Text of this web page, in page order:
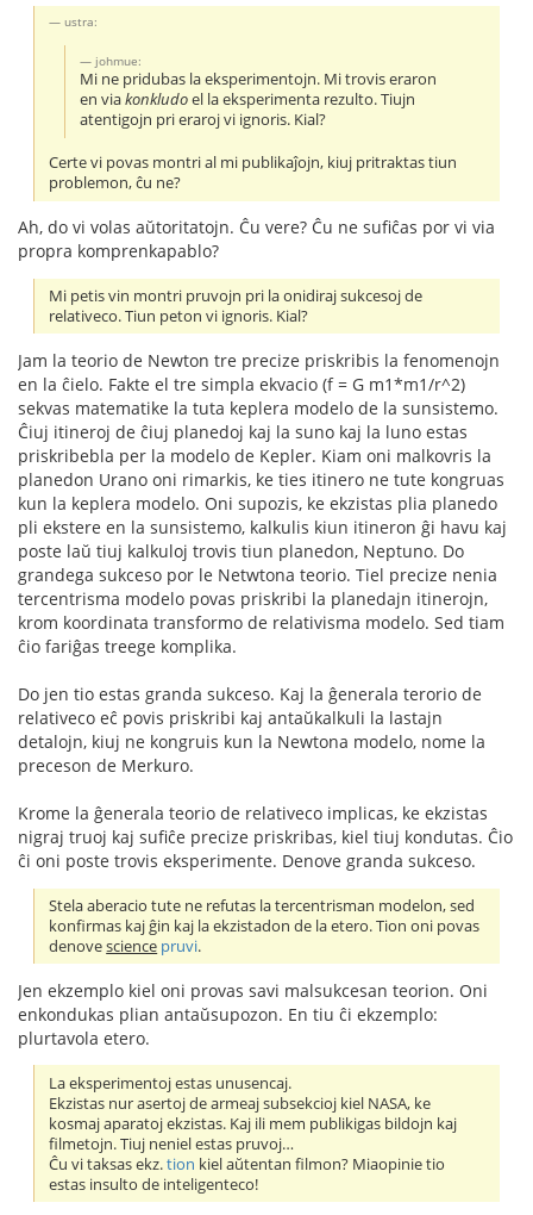
ustra:
johmue:
Mi ne pridubas la eksperimentojn. Mi trovis eraron
en viakonkludoel la eksperimenta rezulto. Tiujn
atentigojn pri eraroj vi ignoris. Kial?
Certe vi povas montri al mi publikaĵojn, kiuj pritraktas tiun
problemon, ĉu ne?
Ah, do vi volas aŭtoritatojn. Ĉu vere? Ĉu ne sufiĉas por vi via
propra komprenkapablo?
Mi petis vin montri pruvojn pri la onidiraj sukcesoj de
relativeco. Tiun peton vi ignoris. Kial?
Jam la teorio de Newton tre precize priskribis la fenomenojn
en la ĉielo. Fakte el tre simpla ekvacio (f = G m1*m1/r^2)
sekvas matematike la tuta keplera modelo de la sunsistemo.
Ĉiuj itineroj de ĉiuj planedoj kaj la suno kaj la luno estas
priskribebla per la modelo de Kepler. Kiam oni malkovris la
planedon Urano oni rimarkis, ke ties itinero ne tute kongruas
kun la keplera modelo. Oni supozis, ke ekzistas plia planedo
pli ekstere en la sunsistemo, kalkulis kiun itineron ĝi havu kaj
poste laŭ tiuj kalkuloj trovis tiun planedon, Neptuno. Do
grandega sukceso por le Netwtona teorio. Tiel precize nenia
tercentrisma modelo povas priskribi la planedajn itinerojn,
krom koordinata transformo de relativisma modelo. Sed tiam
ĉio fariĝas treege komplika.
Do jen tio estas granda sukceso. Kaj la ĝenerala terorio de
relativeco eĉ povis priskribi kaj antaŭkalkuli la lastajn
detalojn, kiuj ne kongruis kun la Newtona modelo, nome la
preceson de Merkuro.
Krome la ĝenerala teorio de relativeco implicas, ke ekzistas
nigraj truoj kaj sufiĉe precize priskribas, kiel tiuj kondutas. Ĉio
ĉi oni poste trovis eksperimente. Denove granda sukceso.
Stela aberacio tute ne refutas la tercentrisman modelon, sed
konfirmas kaj ĝin kaj la ekzistadon de la etero. Tion oni povas
denovescience pruvi.
Jen ekzemplo kiel oni provas savi malsukcesan teorion. Oni
enkondukas plian antaŭsupozon. En tiu ĉi ekzemplo:
plurtavola etero.
La eksperimentoj estas unusencaj.
Ekzistas nur asertoj de armeaj subsekcioj kiel NASA, ke
kosmaj aparatoj ekzistas. Kaj ili mem publikigas bildojn kaj
filmetojn. Tiuj neniel estas pruvoj…
Ĉu vi taksas ekz.tion kiel aŭtentan filmon? Miaopinie tio
estas insulto de inteligenteco!